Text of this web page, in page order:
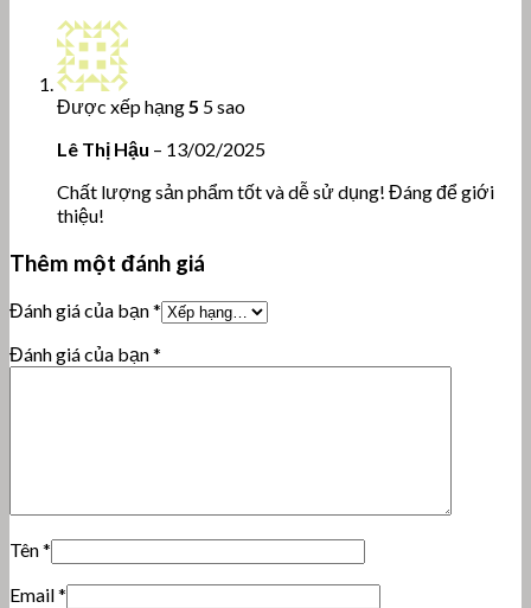
Được xếp hạng5 5 sao
Lê Thị Hậu – 13/02/2025
Chất lượng sản phẩm tốt và dễ sử dụng! Đáng để giới
thiệu!
Thêm một đánh giá
Đánh giá của bạn*
Đánh giá của bạn*
Tên*
Email*